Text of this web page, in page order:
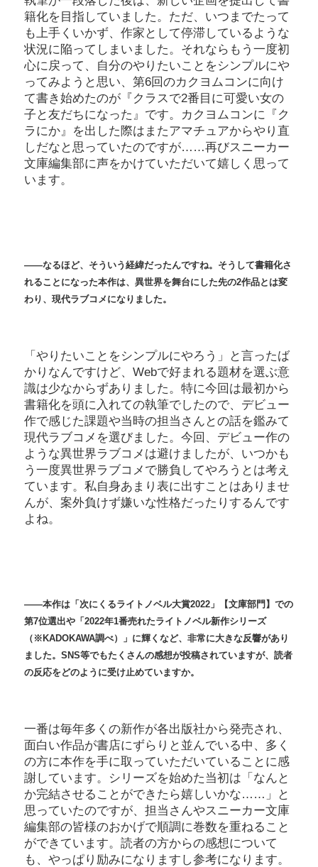
籍化を目指していました。ただ、いつまでたって
も上手くいかず、作家として停滞しているような
状況に陥ってしまいました。それならもう一度初
心に戻って、自分のやりたいことをシンプルにや
ってみようと思い、第6回のカクヨムコンに向け
て書き始めたのが『クラスで2番目に可愛い女の
子と友だちになった』です。カクヨムコンに『ク
ラにか』を出した際はまたアマチュアからやり直
しだなと思っていたのですが……再びスニーカー
文庫編集部に声をかけていただいて嬉しく思って
います。
――なるほど、そういう経緯だったんですね。そうして書籍化さ
れることになった本作は、異世界を舞台にした先の2作品とは変
わり、現代ラブコメになりました。
「やりたいことをシンプルにやろう」と言ったば
かりなんですけど、Webで好まれる題材を選ぶ意
識は少なからずありました。特に今回は最初から
書籍化を頭に入れての執筆でしたので、デビュー
作で感じた課題や当時の担当さんとの話を鑑みて
現代ラブコメを選びました。今回、デビュー作の
ような異世界ラブコメは避けましたが、いつかも
う一度異世界ラブコメで勝負してやろうとは考え
ています。私自身あまり表に出すことはありませ
んが、案外負けず嫌いな性格だったりするんです
よね。
――本作は「次にくるライトノベル大賞2022」【文庫部門】での
第7位選出や「2022年1番売れたライトノベル新作シリーズ
（※KADOKAWA調べ）」に輝くなど、非常に大きな反響があり
ました。SNS等でもたくさんの感想が投稿されていますが、読者
の反応をどのように受け止めていますか。
一番は毎年多くの新作が各出版社から発売され、
面白い作品が書店にずらりと並んでいる中、多く
の方に本作を手に取っていただいていることに感
謝しています。シリーズを始めた当初は「なんと
か完結させることができたら嬉しいかな……」と
思っていたのですが、担当さんやスニーカー文庫
編集部の皆様のおかげで順調に巻数を重ねること
ができています。読者の方からの感想について
も、やっぱり励みになりますし参考になります。